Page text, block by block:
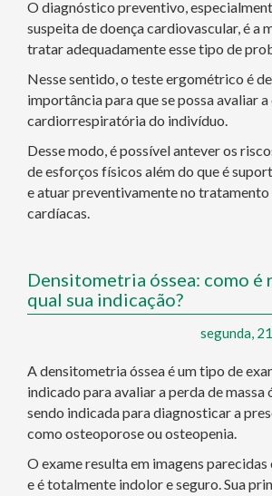
O diagnóstico preventivo,
suspeita de doença cardiovascular, é a
tratar adequadamente esse tipo de
Nesse sentido, o teste ergométrico é
importância para que se possa avaliar
cardiorrespiratória do indivíduo.
Desse modo, é possível antever os
de esforços físicos além do que é
e atuar preventivamente no tratamento
cardíacas.
Densitometria óssea: como é
qual sua indicação?
segunda,
A densitometria óssea é um tipo de
indicado para avaliar a perda de massa
sendo indicada para diagnosticar a
como osteoporose ou osteopenia.
O exame resulta em imagens
e é totalmente indolor e seguro. Sua